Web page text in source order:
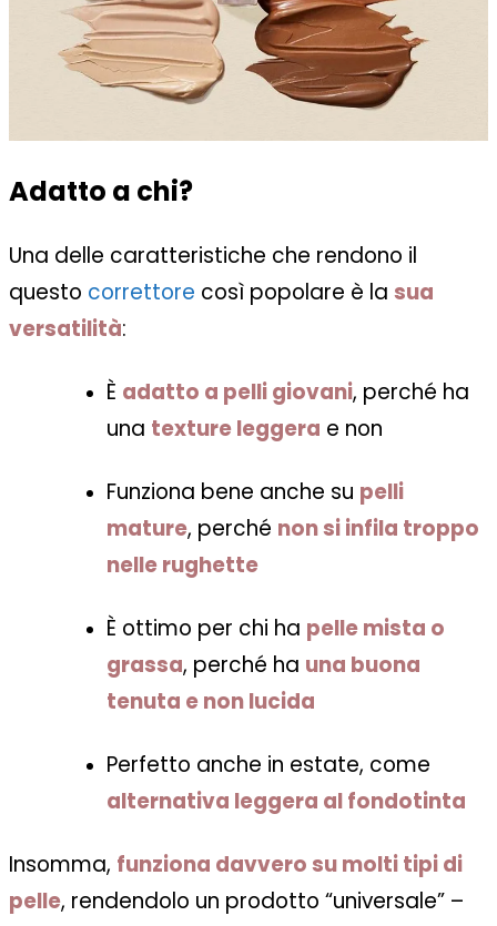
Adatto a chi?
Una delle caratteristiche che rendono il
questo correttore così popolare è la sua
versatilità:
È adatto a pelli giovani, perché ha
una texture leggera e non
Funziona bene anche su pelli
mature, perché non si infila troppo
nelle rughette
È ottimo per chi ha pelle mista o
grassa, perché ha una buona
tenuta e non lucida
Perfetto anche in estate, come
alternativa leggera al fondotinta
Insomma, funziona davvero su molti tipi di
pelle, rendendolo un prodotto “universale” –